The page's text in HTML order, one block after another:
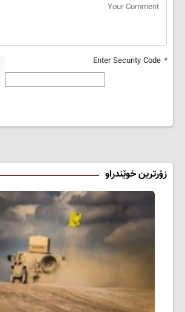
*
زۆرترین خوێندراو